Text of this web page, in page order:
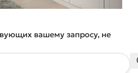
вашему запросу, не